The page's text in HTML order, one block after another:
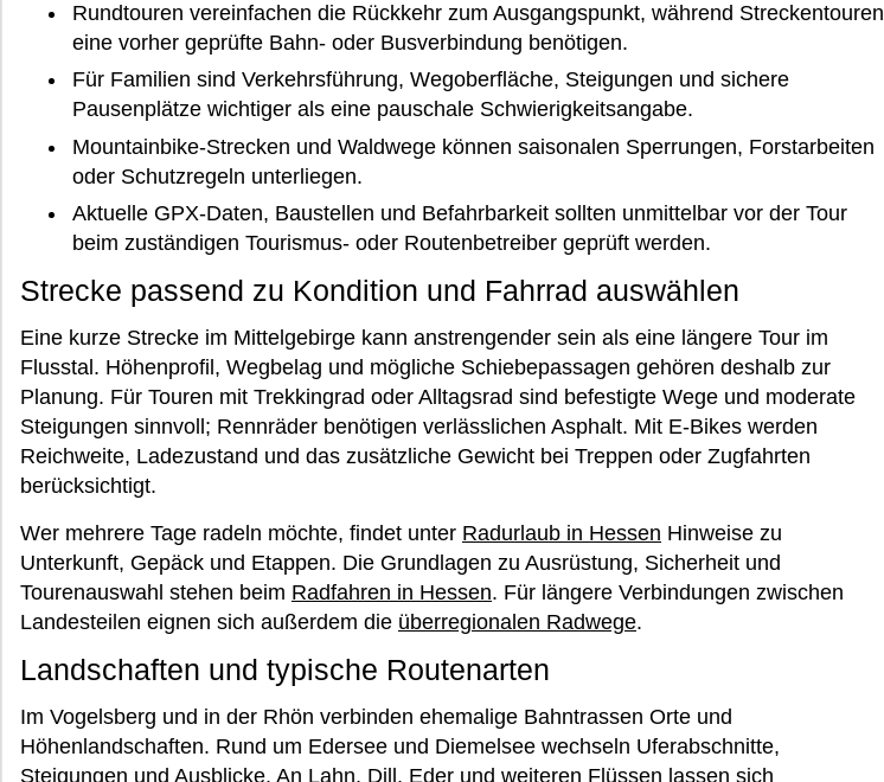
Rundtouren vereinfachen die Rückkehr zum Ausgangspunkt, während Streckentouren
eine vorher geprüfte Bahn- oder Busverbindung benötigen.
Für Familien sind Verkehrsführung, Wegoberfläche, Steigungen und sichere
Pausenplätze wichtiger als eine pauschale Schwierigkeitsangabe.
Mountainbike-Strecken und Waldwege können saisonalen Sperrungen, Forstarbeiten
oder Schutzregeln unterliegen.
Aktuelle GPX-Daten, Baustellen und Befahrbarkeit sollten unmittelbar vor der Tour
beim zuständigen Tourismus- oder Routenbetreiber geprüft werden.
Strecke passend zu Kondition und Fahrrad auswählen
Eine kurze Strecke im Mittelgebirge kann anstrengender sein als eine längere Tour im
Flusstal. Höhenprofil, Wegbelag und mögliche Schiebepassagen gehören deshalb zur
Planung. Für Touren mit Trekkingrad oder Alltagsrad sind befestigte Wege und moderate
Steigungen sinnvoll; Rennräder benötigen verlässlichen Asphalt. Mit E-Bikes werden
Reichweite, Ladezustand und das zusätzliche Gewicht bei Treppen oder Zugfahrten
berücksichtigt.
Wer mehrere Tage radeln möchte, findet unter Radurlaub in Hessen Hinweise zu
Unterkunft, Gepäck und Etappen. Die Grundlagen zu Ausrüstung, Sicherheit und
Tourenauswahl stehen beim Radfahren in Hessen. Für längere Verbindungen zwischen
Landesteilen eignen sich außerdem die überregionalen Radwege.
Landschaften und typische Routenarten
Im Vogelsberg und in der Rhön verbinden ehemalige Bahntrassen Orte und
Höhenlandschaften. Rund um Edersee und Diemelsee wechseln Uferabschnitte,
Steigungen und Ausblicke. An Lahn, Dill, Eder und weiteren Flüssen lassen sich